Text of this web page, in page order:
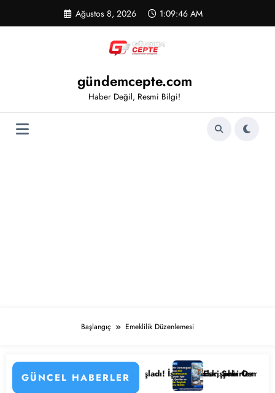
Ağustos 8, 2026 1:09:46 AM
gündemcepte.com
Haber Değil, Resmi Bilgi!
Başlangıç Emeklilik Düzenlemesi
GÜNCEL HABERLER
DetaylarıPersonel Alımı Başladı! İşte Kadrolar, Şehirler ve Başvuru
Eskişehir Osmangazi